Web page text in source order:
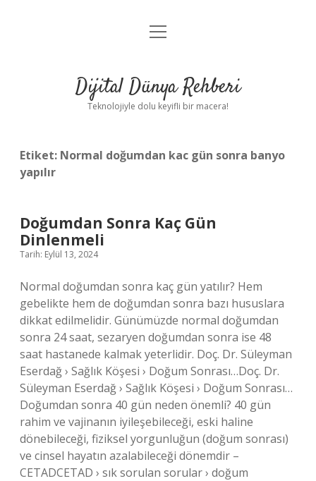
Anasayfa
Yasal Uyarı
menüyü
Dijital Dünya Rehberi
Teknolojiyle dolu keyifli bir macera!
Etiket: Normal doğumdan kac gün sonra banyo
yapılır
Doğumdan Sonra Kaç Gün
Dinlenmeli
Tarih: Eylül 13, 2024
Normal doğumdan sonra kaç gün yatılır? Hem
gebelikte hem de doğumdan sonra bazı hususlara
dikkat edilmelidir. Günümüzde normal doğumdan
sonra 24 saat, sezaryen doğumdan sonra ise 48
saat hastanede kalmak yeterlidir. Doç. Dr. Süleyman
Eserdağ › Sağlık Köşesi › Doğum Sonrası…Doç. Dr.
Süleyman Eserdağ › Sağlık Köşesi › Doğum Sonrası…
Doğumdan sonra 40 gün neden önemli? 40 gün
rahim ve vajinanın iyileşebileceği, eski haline
dönebileceği, fiziksel yorgunluğun (doğum sonrası)
ve cinsel hayatın azalabileceği dönemdir –
CETADCETAD › sık sorulan sorular › doğum